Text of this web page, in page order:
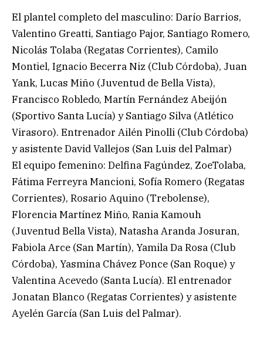
El plantel completo del masculino: Darío Barrios,
Valentino Greatti, Santiago Pajor, Santiago Romero,
Nicolás Tolaba (Regatas Corrientes), Camilo
Montiel, Ignacio Becerra Niz (Club Córdoba), Juan
Yank, Lucas Miño (Juventud de Bella Vista),
Francisco Robledo, Martín Fernández Abeijón
(Sportivo Santa Lucía) y Santiago Silva (Atlético
Virasoro). Entrenador Ailén Pinolli (Club Córdoba)
y asistente David Vallejos (San Luis del Palmar)
El equipo femenino: Delfina Fagúndez, ZoeTolaba,
Fátima Ferreyra Mancioni, Sofía Romero (Regatas
Corrientes), Rosario Aquino (Trebolense),
Florencia Martínez Miño, Rania Kamouh
(Juventud Bella Vista), Natasha Aranda Josuran,
Fabiola Arce (San Martín), Yamila Da Rosa (Club
Córdoba), Yasmina Chávez Ponce (San Roque) y
Valentina Acevedo (Santa Lucía). El entrenador
Jonatan Blanco (Regatas Corrientes) y asistente
Ayelén García (San Luis del Palmar).